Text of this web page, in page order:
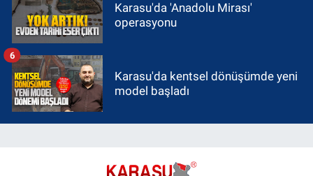
Karasu'da 'Anadolu Mirası'
operasyonu
Karasu'da kentsel dönüşümde yeni
model başladı
6